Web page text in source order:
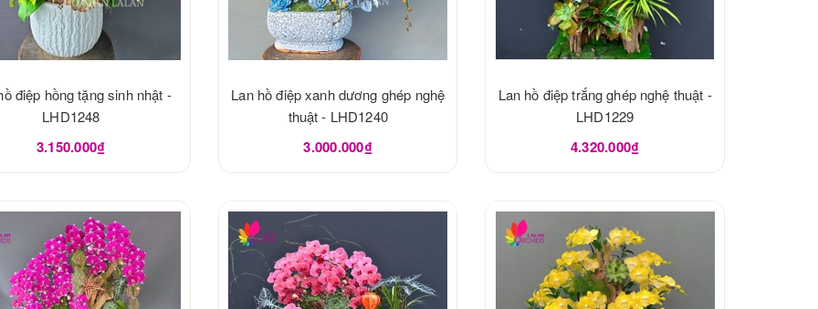
điệp hồng tặng sinh nhật -
LHD1248
3.150.000₫
Lan hồ điệp xanh dương ghép nghệ
thuật - LHD1240
3.000.000₫
Lan hồ điệp trắng ghép nghệ thuật -
LHD1229
4.320.000₫